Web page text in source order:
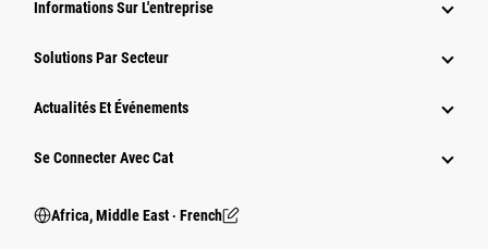
Informations Sur L'entreprise
Solutions Par Secteur
Actualités Et Événements
Se Connecter Avec Cat
Africa, Middle East ‧ French